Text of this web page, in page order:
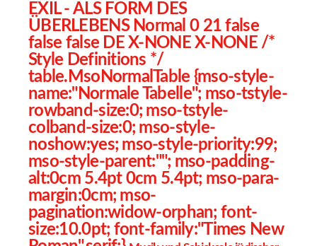
EXIL - ALS FORM DES
ÜBERLEBENS Normal 0 21 false
false false DE X-NONE X-NONE /*
Style Definitions */
table.MsoNormalTable {mso-style-
name:"Normale Tabelle"; mso-tstyle-
rowband-size:0; mso-tstyle-
colband-size:0; mso-style-
noshow:yes; mso-style-priority:99;
mso-style-parent:""; mso-padding-
alt:0cm 5.4pt 0cm 5.4pt; mso-para-
margin:0cm; mso-
pagination:widow-orphan; font-
size:10.0pt; font-family:"Times New